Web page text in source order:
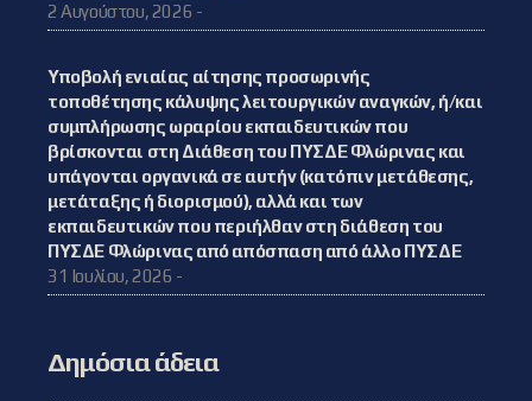
2 Αυγούστου, 2026 -
Υποβολή ενιαίας αίτησης προσωρινής
τοποθέτησης κάλυψης λειτουργικών αναγκών, ή/και
συμπλήρωσης ωραρίου εκπαιδευτικών που
βρίσκονται στη Διάθεση του ΠΥΣΔΕ Φλώρινας και
υπάγονται οργανικά σε αυτήν (κατόπιν μετάθεσης,
μετάταξης ή διορισμού), αλλά και των
εκπαιδευτικών που περιήλθαν στη διάθεση του
ΠΥΣΔΕ Φλώρινας από απόσπαση από άλλο ΠΥΣΔΕ
31 Ιουλίου, 2026 -
Δημόσια άδεια